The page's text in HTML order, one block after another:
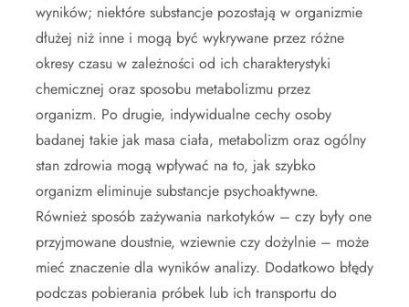
wyników; niektóre substancje pozostają w organizmie
dłużej niż inne i mogą być wykrywane przez różne
okresy czasu w zależności od ich charakterystyki
chemicznej oraz sposobu metabolizmu przez
organizm. Po drugie, indywidualne cechy osoby
badanej takie jak masa ciała, metabolizm oraz ogólny
stan zdrowia mogą wpływać na to, jak szybko
organizm eliminuje substancje psychoaktywne.
Również sposób zażywania narkotyków – czy były one
przyjmowane doustnie, wziewnie czy dożylnie – może
mieć znaczenie dla wyników analizy. Dodatkowo błędy
podczas pobierania próbek lub ich transportu do